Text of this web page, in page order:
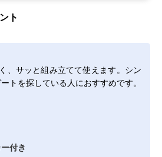
ト
、サッと組み立てて使えます。シン
トを探している人におすすめです。
付き